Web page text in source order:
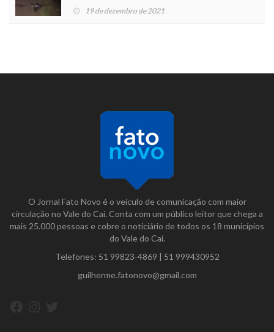
19 de dezembro de 2021
O Jornal Fato Novo é o veículo de comunicação com maior
circulação no Vale do Caí. Conta com um público leitor que chega a
mais 25.000 pessoas e cobre o noticiário de todos os 18 municípios
do Vale do Caí.
Telefones: 51 99823-4869 | 51 999430952
guilherme.fatonovo@gmail.com